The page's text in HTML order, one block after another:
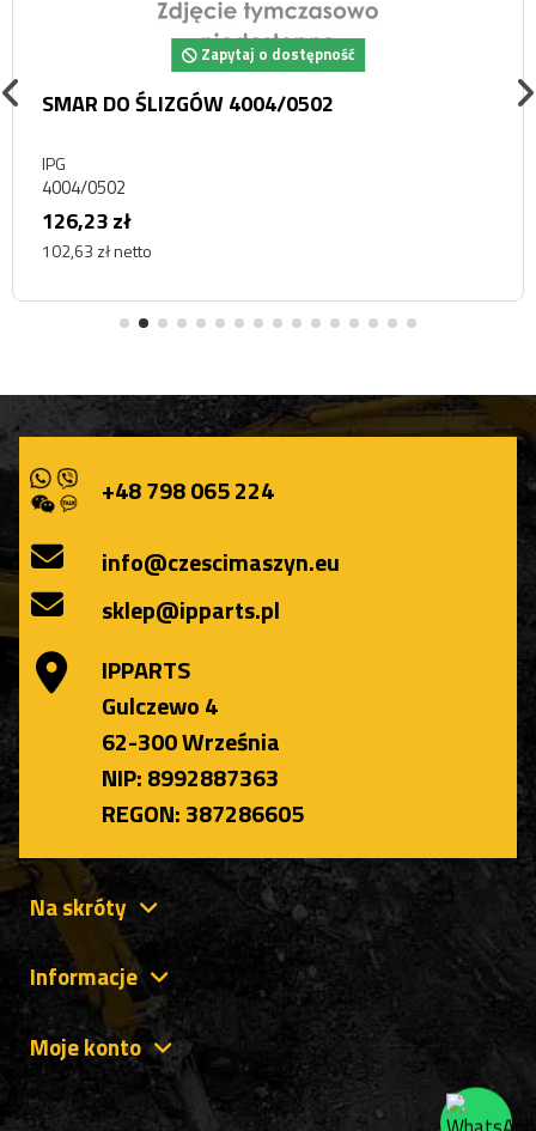
Zapytaj o dostępność
SMAR DO ŚLIZGÓW 4004/0502
IPG
4004/0502
126,23 zł
102,63 zł netto
+48 798 065 224
info@czescimaszyn.eu
sklep@ipparts.pl
IPPARTS
Gulczewo 4
62-300 Września
NIP: 8992887363
REGON: 387286605
Na skróty
Informacje
Moje konto